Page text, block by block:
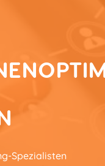
Spezialisten